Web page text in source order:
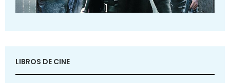
LIBROS DE CINE